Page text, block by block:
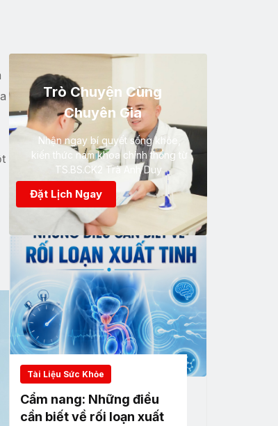
Trò Chuyện Cùng
Chuyên Gia
Nhận ngay bí quyết sống khỏe,
kiến thức nam khoa chính thống từ
TS.BS.CK2 Trà Anh Duy
Đặt Lịch Ngay
Tài Liệu Sức Khỏe
Cẩm nang: Những điều
cần biết về rối loạn xuất